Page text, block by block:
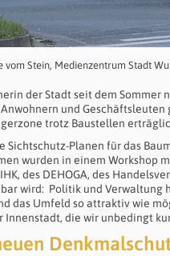
vom Stein, Medienzentrum Stadt
der Stadt seit dem Sommer
und
trotz Baustellen
Planen für das
wurden in einem Workshop
des DEHOGA, des
wird: Politik und Verwaltung
das Umfeld so attraktiv wie
die wir unbedingt